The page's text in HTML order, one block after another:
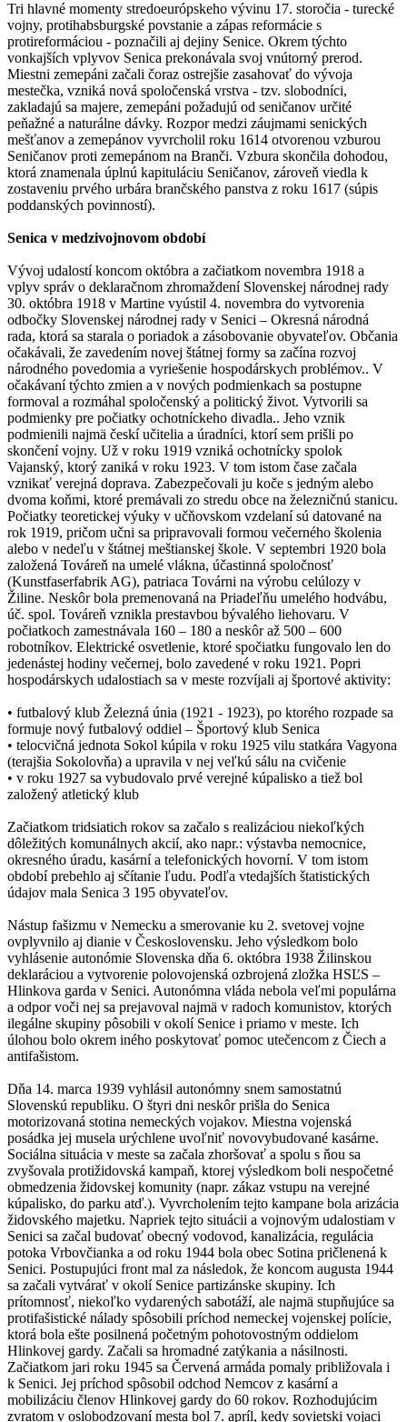
Tri hlavné momenty stredoeurópskeho vývinu 17. storočia - turecké
vojny, protihabsburgské povstanie a zápas reformácie s
protireformáciou - poznačili aj dejiny Senice. Okrem týchto
vonkajších vplyvov Senica prekonávala svoj vnútorný prerod.
Miestni zemepáni začali čoraz ostrejšie zasahovať do vývoja
mestečka, vzniká nová spoločenská vrstva - tzv. slobodníci,
zakladajú sa majere, zemepáni požadujú od seničanov určité
peňažné a naturálne dávky. Rozpor medzi záujmami senických
mešťanov a zemepánov vyvrcholil roku 1614 otvorenou vzburou
Seničanov proti zemepánom na Branči. Vzbura skončila dohodou,
ktorá znamenala úplnú kapituláciu Seničanov, zároveň viedla k
zostaveniu prvého urbára brančského panstva z roku 1617 (súpis
poddanských povinností).
Senica v medzivojnovom období
Vývoj udalostí koncom októbra a začiatkom novembra 1918 a
vplyv správ o deklaračnom zhromaždení Slovenskej národnej rady
30. októbra 1918 v Martine vyústil 4. novembra do vytvorenia
odbočky Slovenskej národnej rady v Senici – Okresná národná
rada, ktorá sa starala o poriadok a zásobovanie obyvateľov. Občania
očakávali, že zavedením novej štátnej formy sa začína rozvoj
národného povedomia a vyriešenie hospodárskych problémov.. V
očakávaní týchto zmien a v nových podmienkach sa postupne
formoval a rozmáhal spoločenský a politický život. Vytvorili sa
podmienky pre počiatky ochotníckeho divadla.. Jeho vznik
podmienili najmä českí učitelia a úradníci, ktorí sem prišli po
skončení vojny. Už v roku 1919 vzniká ochotnícky spolok
Vajanský, ktorý zaniká v roku 1923. V tom istom čase začala
vznikať verejná doprava. Zabezpečovali ju koče s jedným alebo
dvoma koňmi, ktoré premávali zo stredu obce na železničnú stanicu.
Počiatky teoretickej výuky v učňovskom vzdelaní sú datované na
rok 1919, pričom učni sa pripravovali formou večerného školenia
alebo v nedeľu v štátnej meštianskej škole. V septembri 1920 bola
založená Továreň na umelé vlákna, účastinná spoločnosť
(Kunstfaserfabrik AG), patriaca Továrni na výrobu celúlozy v
Žiline. Neskôr bola premenovaná na Priadeľňu umelého hodvábu,
úč. spol. Továreň vznikla prestavbou bývalého liehovaru. V
počiatkoch zamestnávala 160 – 180 a neskôr až 500 – 600
robotníkov. Elektrické osvetlenie, ktoré spočiatku fungovalo len do
jedenástej hodiny večernej, bolo zavedené v roku 1921. Popri
hospodárskych udalostiach sa v meste rozvíjali aj športové aktivity:
• futbalový klub Železná únia (1921 - 1923), po ktorého rozpade sa
formuje nový futbalový oddiel – Športový klub Senica
• telocvičná jednota Sokol kúpila v roku 1925 vilu statkára Vagyona
(terajšia Sokolovňa) a upravila v nej veľkú sálu na cvičenie
• v roku 1927 sa vybudovalo prvé verejné kúpalisko a tiež bol
založený atletický klub
Začiatkom tridsiatich rokov sa začalo s realizáciou niekoľkých
dôležitých komunálnych akcií, ako napr.: výstavba nemocnice,
okresného úradu, kasární a telefonických hovorní. V tom istom
období prebehlo aj sčítanie ľudu. Podľa vtedajších štatistických
údajov mala Senica 3 195 obyvateľov.
Nástup fašizmu v Nemecku a smerovanie ku 2. svetovej vojne
ovplyvnilo aj dianie v Československu. Jeho výsledkom bolo
vyhlásenie autonómie Slovenska dňa 6. októbra 1938 Žilinskou
deklaráciou a vytvorenie polovojenská ozbrojená zložka HSĽS –
Hlinkova garda v Senici. Autonómna vláda nebola veľmi populárna
a odpor voči nej sa prejavoval najmä v radoch komunistov, ktorých
ilegálne skupiny pôsobili v okolí Senice i priamo v meste. Ich
úlohou bolo okrem iného poskytovať pomoc utečencom z Čiech a
antifašistom.
Dňa 14. marca 1939 vyhlásil autonómny snem samostatnú
Slovenskú republiku. O štyri dni neskôr prišla do Senica
motorizovaná stotina nemeckých vojakov. Miestna vojenská
posádka jej musela urýchlene uvoľniť novovybudované kasárne.
Sociálna situácia v meste sa začala zhoršovať a spolu s ňou sa
zvyšovala protižidovská kampaň, ktorej výsledkom boli nespočetné
obmedzenia židovskej komunity (napr. zákaz vstupu na verejné
kúpalisko, do parku atď.). Vyvrcholením tejto kampane bola arizácia
židovského majetku. Napriek tejto situácii a vojnovým udalostiam v
Senici sa začal budovať obecný vodovod, kanalizácia, regulácia
potoka Vrbovčianka a od roku 1944 bola obec Sotina pričlenená k
Senici. Postupujúci front mal za následok, že koncom augusta 1944
sa začali vytvárať v okolí Senice partizánske skupiny. Ich
prítomnosť, niekoľko vydarených sabotáží, ale najmä stupňujúce sa
protifašistické nálady spôsobili príchod nemeckej vojenskej polície,
ktorá bola ešte posilnená početným pohotovostným oddielom
Hlinkovej gardy. Začali sa hromadné zatýkania a násilnosti.
Začiatkom jari roku 1945 sa Červená armáda pomaly približovala i
k Senici. Jej príchod spôsobil odchod Nemcov z kasární a
mobilizáciu členov Hlinkovej gardy do 60 rokov. Rozhodujúcim
zvratom v oslobodzovaní mesta bol 7. apríl, kedy sovietski vojaci